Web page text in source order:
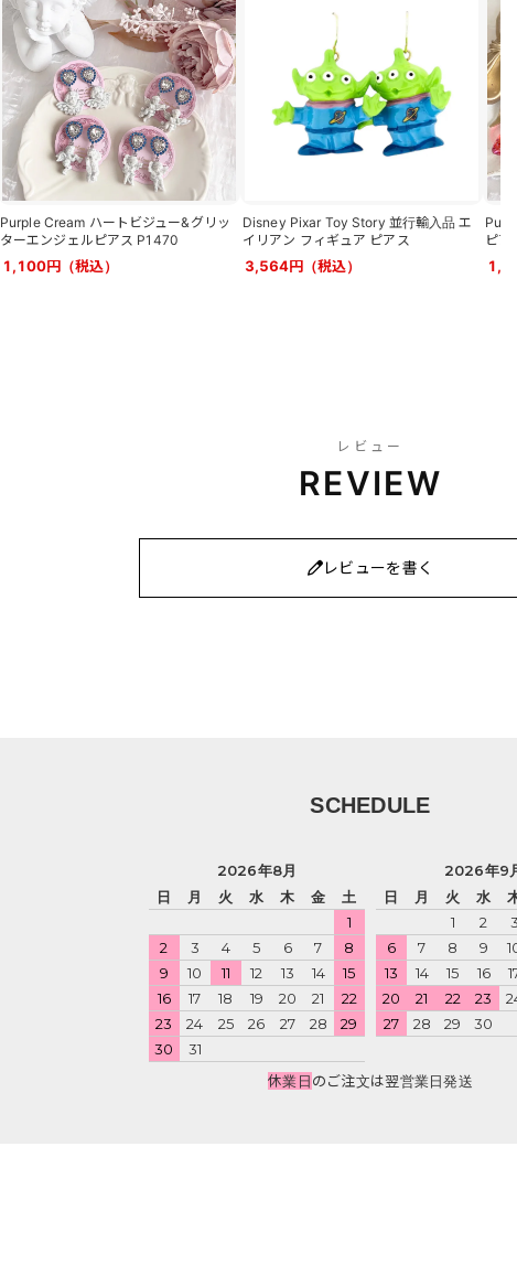
Purple Cream ハートビジュー&グリッ
ターエンジェルピアス P1470
1,100円（税込）
Disney Pixar Toy Story 並行輸入品 エ
イリアン フィギュア ピアス
3,564円（税込）
ピア
レビュー
REVIEW
レビューを書く
SCHEDULE
2026年8月
日
月 火 水 木 金
土
1
2
3 4 5 6 7
8
9
10 11 12 13 14
15
16
17 18 19 20 21
22
23
24 25 26 27 28
29
30
31
2026年9
日
月 火 水
1
2 3
6
7 8 9
13
14 15 16
20
21 22 23
27
28 29 30
休業日のご注文は翌営業日発送